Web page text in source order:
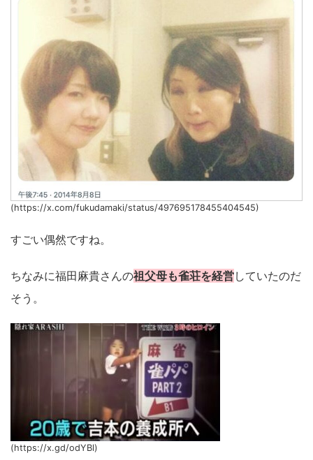
(https://x.com/fukudamaki/status/497695178455404545)
すごい偶然ですね。
ちなみに福田麻貴さんの祖父母も雀荘を経営していたのだ
そう。
(https://x.gd/odYBl)